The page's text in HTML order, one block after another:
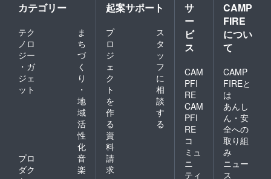
カテゴリー
テク
ノロ
ジー
・ガ
ジェ
ット
ま
ち
づ
く
り
・
地
域
活
性
化
プロ
ダク
音
楽
起案サポート
プ
ロ
ジ
ェ
ク
ト
を
作
る
ス
タ
ッ
フ
に
相
談
す
る
資
料
請
求
サ
ー
ビ
ス
CAM
PFI
RE
CAM
PFI
RE
コ
ミュ
ニ
ティ
CAMP
FIRE
につい
て
CAMP
FIREと
は
あんし
ん・安
全への
取り組
み
ニュー
ス